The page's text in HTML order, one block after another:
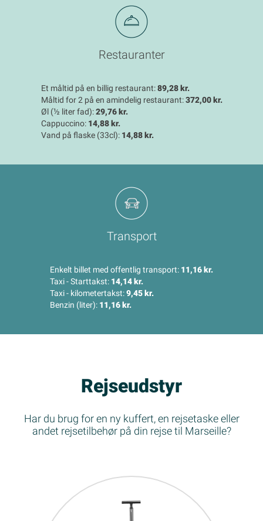
Restauranter
Et måltid på en billig restaurant:89,28 kr.
Måltid for 2 på en amindelig restaurant:372,00 kr.
Øl (½ liter fad):29,76 kr.
Cappuccino: 14,88 kr.
Vand på flaske (33cl): 14,88 kr.
Transport
Enkelt billet med offentlig transport: 11,16 kr.
Taxi - Starttakst: 14,14 kr.
Taxi - kilometertakst:9,45 kr.
Benzin (liter): 11,16 kr.
Rejseudstyr
Har du brug for en ny kuffert, en rejsetaske eller
andet rejsetilbehør på din rejse til Marseille?